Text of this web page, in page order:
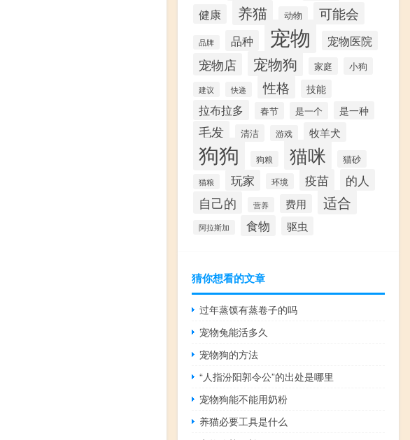
健康 养猫 动物 可能会
品牌 品种 宠物 宠物医院
宠物店 宠物狗 家庭 小狗
建议 快递 性格 技能
拉布拉多 春节 是一个 是一种
毛发 清洁 游戏 牧羊犬
狗狗 狗粮 猫咪 猫砂
猫粮 玩家 环境 疫苗 的人
自己的 营养 费用 适合
阿拉斯加 食物 驱虫
猜你想看的文章
过年蒸馍有蒸卷子的吗
宠物兔能活多久
宠物狗的方法
“人指汾阳郭令公”的出处是哪里
宠物狗能不能用奶粉
养猫必要工具是什么